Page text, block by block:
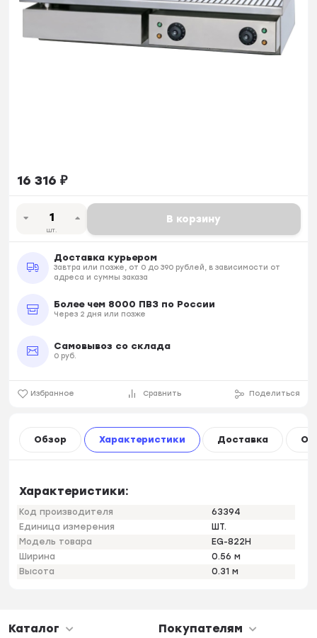
16 316 ₽
шт.
В корзину
Доставка курьером
Завтра или позже, от 0 до 390 рублей, в зависимости от
адреса и суммы заказа
Более чем 8000 ПВЗ по России
Через 2 дня или позже
Самовывоз со склада
0 руб.
Избранное Сравнить Поделиться
Обзор Характеристики Доставка
Характеристики:
Код производителя
63394
Единица измерения
ШТ.
Модель товара
EG-822H
Ширина
0.56 м
Высота
0.31 м
Каталог Покупателям